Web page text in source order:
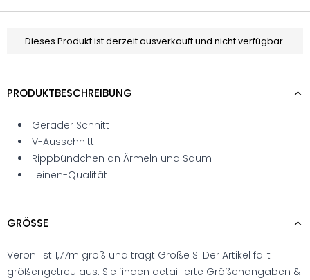
Dieses Produkt ist derzeit ausverkauft und nicht verfügbar.
PRODUKTBESCHREIBUNG
Gerader Schnitt
V-Ausschnitt
Rippbündchen an Ärmeln und Saum
Leinen-Qualität
GRÖSSE
Veroni ist 1,77m groß und trägt Größe S. Der Artikel fällt
größengetreu aus. Sie finden detaillierte Größenangaben &